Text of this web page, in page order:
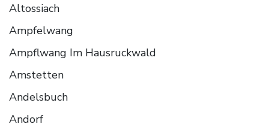
Altossiach
Ampfelwang
Ampflwang Im Hausruckwald
Amstetten
Andelsbuch
Andorf